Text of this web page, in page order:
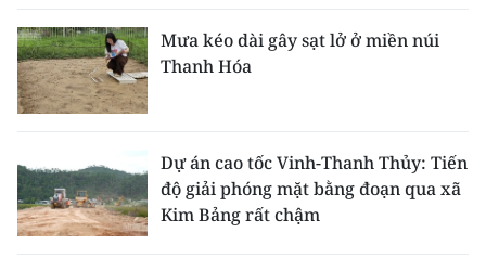
Mưa kéo dài gây sạt lở ở miền núi
Thanh Hóa
Dự án cao tốc Vinh-Thanh Thủy: Tiến
độ giải phóng mặt bằng đoạn qua xã
Kim Bảng rất chậm